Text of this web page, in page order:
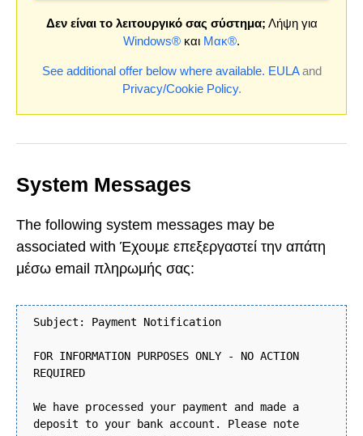
Δεν είναι το λειτουργικό σας σύστημα; Λήψη για
Windows® και Μακ®.
See additional offer below where available. EULAand
Privacy/Cookie Policy.
System Messages
The following system messages may be
associated with Έχουμε επεξεργαστεί την απάτη
μέσω email πληρωμής σας:
Subject: Payment Notification
FOR INFORMATION PURPOSES ONLY - NO ACTION
REQUIRED
We have processed your payment and made a
deposit to your bank account. Please note